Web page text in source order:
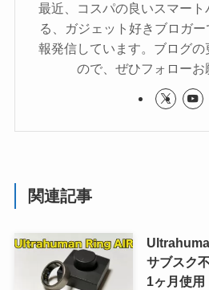
最近、コスパの良いスマー
る、ガジェット好きブロガ
報発信しています。ブログ
ので、ぜひフォローお
関連記事
サブスク
1ヶ月使用